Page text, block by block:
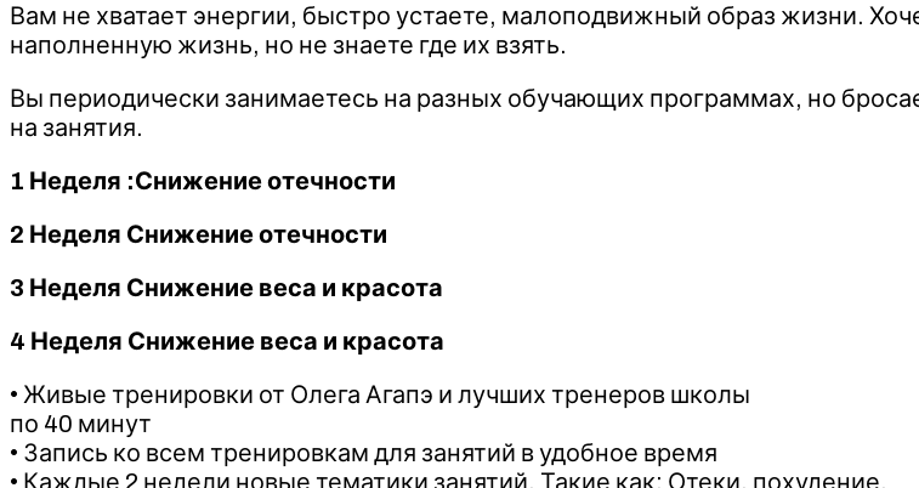
Вам не хватает энергии, быстро устаете, малоподвижный образ жизни.
наполненную жизнь, но не знаете где их взять.
Вы периодически занимаетесь на разных обучающих программах, но
на занятия.
1 Неделя :Снижение отечности
2 Неделя Снижение отечности
3 Неделя Снижение веса и красота
4 Неделя Снижение веса и красота
• Живые тренировки от Олега Агапэ и лучших тренеров школы
по 40 минут
• Запись ко всем тренировкам для занятий в удобное время
• Каждые 2 недели новые тематики занятий. Такие как: Отеки, похудение,